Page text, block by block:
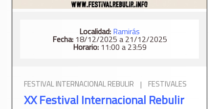
Localidad: Ramirás
Fecha:18/12/2025 a 21/12/2025
Horario:11:00 a 23:59
FESTIVAL INTERNACIONAL REBULIR | FESTIVALES
XX Festival Internacional Rebulir